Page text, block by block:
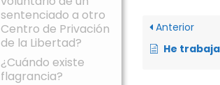
sentenciado a otro
Centro de Privación
de la Libertad?
¿Cuándo existe
flagrancia?
Anterior
He trabajado durante 27 años consecutivos en una empresa, mi empleador me ha pedido que terminemos la relación laboral para